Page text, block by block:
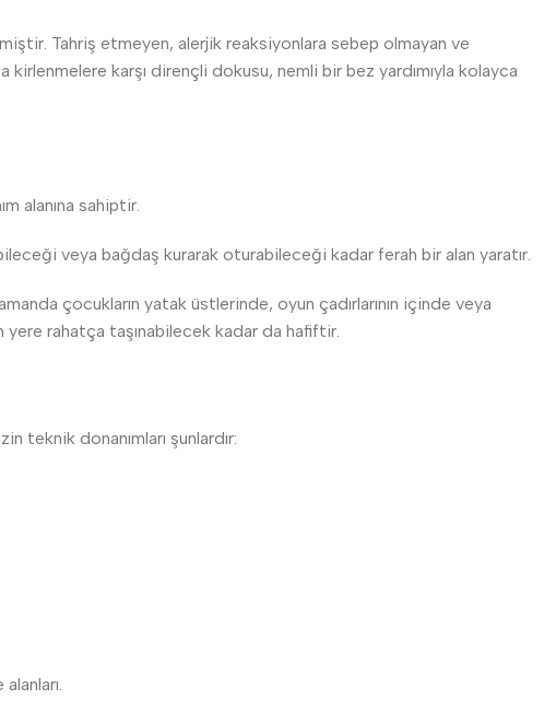
Tahriş etmeyen, alerjik reaksiyonlara sebep olmayan ve
karşı dirençli dokusu, nemli bir bez yardımıyla kolayca
alanına sahiptir.
veya bağdaş kurarak oturabileceği kadar ferah bir alan yaratır.
çocukların yatak üstlerinde, oyun çadırlarının içinde veya
rahatça taşınabilecek kadar da hafiftir.
teknik donanımları şunlardır: